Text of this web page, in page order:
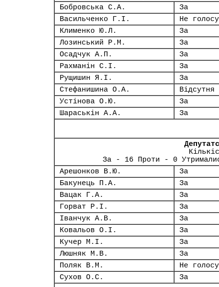
Бобровська С.А.
За
Васильченко Г.І.
Не
Клименко Ю.Л.
За
Лозинський Р.М.
За
Осадчук А.П.
За
Рахманін С.І.
За
Рущишин Я.І.
За
Стефанишина О.А.
Відсутня
Устінова О.Ю.
За
Шараськін А.А.
За
За - 16 Проти - 0
Арешонков В.Ю.
За
Бакунець П.А.
За
Вацак Г.А.
За
Горват Р.І.
За
Іванчук А.В.
За
Ковальов О.І.
За
Кучер М.І.
За
Люшняк М.В.
За
Поляк В.М.
Не
Сухов О.С.
За